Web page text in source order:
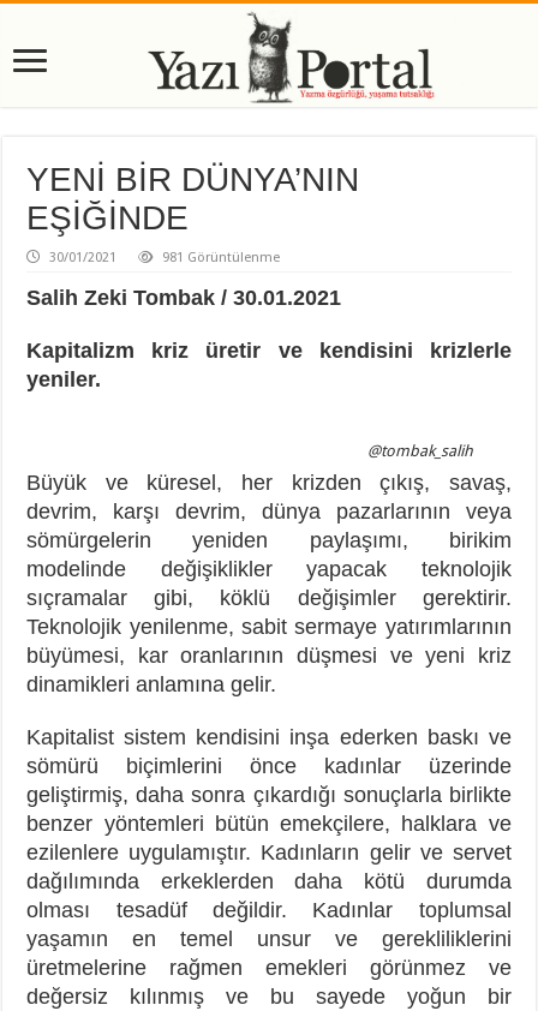
YENİ BİR DÜNYA’NIN
EŞİĞİNDE
30/01/2021 981 Görüntülenme
Salih Zeki Tombak / 30.01.2021
Kapitalizm kriz üretir ve kendisini krizlerle
yeniler.
@tombak_salih
Büyük ve küresel, her krizden çıkış, savaş,
devrim, karşı devrim, dünya pazarlarının veya
sömürgelerin yeniden paylaşımı, birikim
modelinde değişiklikler yapacak teknolojik
sıçramalar gibi, köklü değişimler gerektirir.
Teknolojik yenilenme, sabit sermaye yatırımlarının
büyümesi, kar oranlarının düşmesi ve yeni kriz
dinamikleri anlamına gelir.
Kapitalist sistem kendisini inşa ederken baskı ve
sömürü biçimlerini önce kadınlar üzerinde
geliştirmiş, daha sonra çıkardığı sonuçlarla birlikte
benzer yöntemleri bütün emekçilere, halklara ve
ezilenlere uygulamıştır. Kadınların gelir ve servet
dağılımında erkeklerden daha kötü durumda
olması tesadüf değildir. Kadınlar toplumsal
yaşamın en temel unsur ve gerekliliklerini
üretmelerine rağmen emekleri görünmez ve
değersiz kılınmış ve bu sayede yoğun bir